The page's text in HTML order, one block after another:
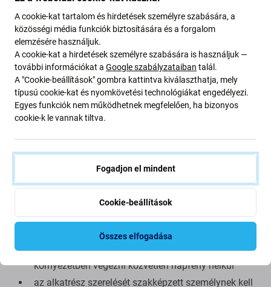
kijelző az eredetivel azonos szabványok, előírások és
anyagok szerint készül. Az utángyártott minőségi kijelzők
TFT-technológiával rendelkeznek. Ez az eredeti másolata,
így az utángyártottként szállított kijelző (ritka esetekben)
minimális eltérésekkel rendelkezik a funkcionalitás, a
minőség vagy a megjelenés tekintetében. Ha többet
szeretne megtudni az minőség, olvassael blogunkat , ahol
az minőség kérdésével részletesebben foglalkozunk.
Összeszerelés és tippek:
össze- vagy szétszerelés esetén speciális
szerszámokra van szükség, melyeketmegtalál
.
legyen óvatos a csatlakozók törékeny részeivel.
összeszerelés előtt tesztelje a funkciókat
próbálja meg a javítást száraz és pormentes
környezetben végezni közvetlen napfény nélkül
az alkatrész szerelését szakképzett személynek kell
A cookie-kat tartalom és hirdetések személyre szabására, a
közösségi média funkciók biztosítására és a forgalom
elemzésére használjuk.
A cookie-kat a hirdetések személyre szabására is használjuk —
további információkat a Google szabályzataiban talál.
A "Cookie-beállítások" gombra kattintva kiválaszthatja, mely
típusú cookie-kat és nyomkövetési technológiákat engedélyezi.
Egyes funkciók nem működhetnek megfelelően, ha bizonyos
cookie-k le vannak tiltva.
Fogadjon el mindent
Cookie-beállítások
Összes elfogadása